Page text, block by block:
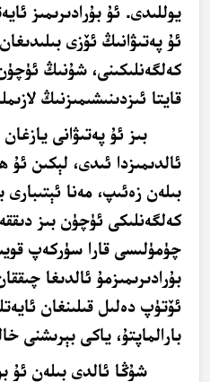
يوللىدى. ئۇ بۇرادىرىمىز
ئۇ پەتىۋانىڭ ئۆزى
كەلگەنلىكىنى، شۇنىڭ
قايتا ئىزدىنىشىمىزنىڭ
بىز ئۇ پەتىۋانى
ئالدىمىزدا ئىدى، لېكىن
بىلەن زەئىپ، مەنا
كەلگەنلىكى ئۈچۈن بىز
چۈمۈلىسى قارا سۈركەپ
بۇرادىرىمىزمۇ ئالدىغا
ئۆتۈپ دەلىل قىلىنغان
بارالماپتۇ، ياكى بېرىشنى
شۇڭا ئالدى بىلەن ئۇ